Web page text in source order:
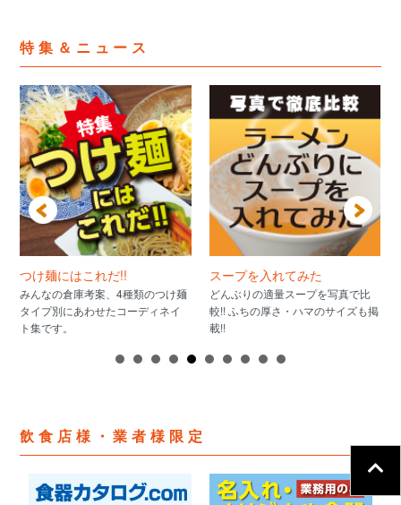
特集＆ニュース
つけ麺にはこれだ!!
みんなの倉庫考案、4種類のつけ麺
タイプ別にあわせたコーディネイ
ト集です。
スープを入れてみた
どんぶりの適量スープを写真で比
較!! ふちの厚さ・ハマのサイズも掲
載!!
飲食店様・業者様限定